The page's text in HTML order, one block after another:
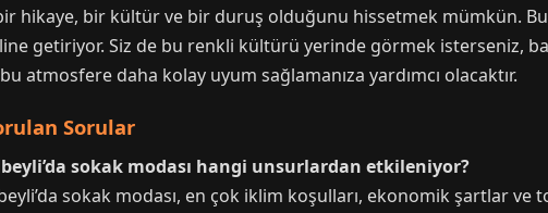
hikaye, bir kültür ve bir duruş olduğunu hissetmek mümkün.
getiriyor. Siz de bu renkli kültürü yerinde görmek isterseniz,
atmosfere daha kolay uyum sağlamanıza yardımcı olacaktır.
Sorular
sokak modası hangi unsurlardan etkileniyor?
sokak modası, en çok iklim koşulları, ekonomik şartlar